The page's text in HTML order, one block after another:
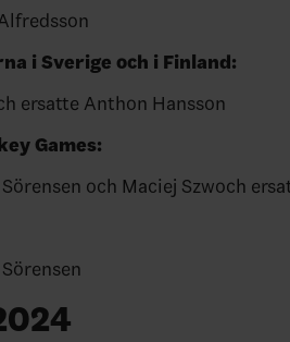
i Sverige och i Finland:
ersatte Anthon Hansson
Games:
och Maciej Szwoch